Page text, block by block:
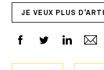
JE VEUX PLUS